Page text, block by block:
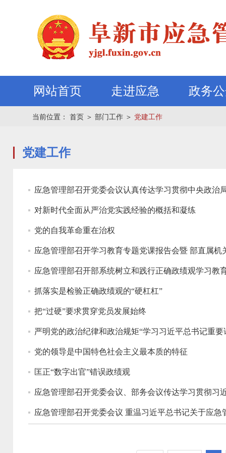
网站首页 走进应急 政务
当前位置： 首页 ＞ 部门工作 ＞ 党建工作
党建工作
应急管理部召开党委会议认真传达学习贯彻中央政
对新时代全面从严治党实践经验的概括和凝练
党的自我革命重在治权
应急管理部召开学习教育专题党课报告会暨 部直属机
应急管理部召开部系统树立和践行正确政绩观学习教
抓落实是检验正确政绩观的“硬杠杠”
把“过硬”要求贯穿党员发展始终
严明党的政治纪律和政治规矩“学习习近平总书记重
党的领导是中国特色社会主义最本质的特征
匡正“数字出官”错误政绩观
应急管理部召开党委会议 重温习近平总书记关于应